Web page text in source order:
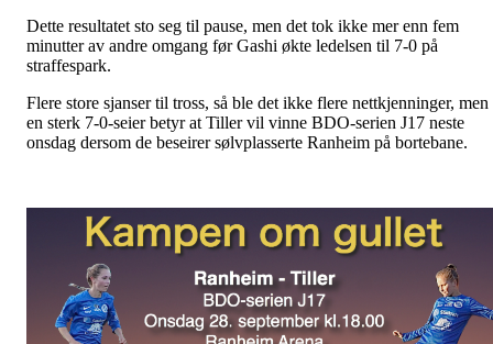
Dette resultatet sto seg til pause, men det tok ikke mer enn fem
minutter av andre omgang før Gashi økte ledelsen til 7-0 på
straffespark.
Flere store sjanser til tross, så ble det ikke flere nettkjenninger, men
en sterk 7-0-seier betyr at Tiller vil vinne BDO-serien J17 neste
onsdag dersom de beseirer sølvplasserte Ranheim på bortebane.